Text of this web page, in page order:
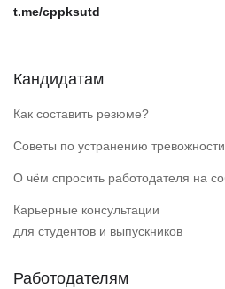
t.me/cppksutd
Кандидатам
Как составить резюме?
Советы по устранению тревожности
О чём спросить работодателя на
Карьерные консультации
для студентов и выпускников
Работодателям